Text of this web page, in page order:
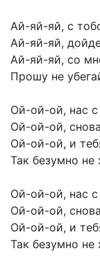
Ай-яй-яй, с
Ай-яй-яй,
Ай-яй-яй, со
Прошу не
Ой-ой-ой, нас с
Ой-ой-ой, снова
Ой-ой-ой, и
Так безумно не
Ой-ой-ой, нас с
Ой-ой-ой, снова
Ой-ой-ой, и
Так безумно не